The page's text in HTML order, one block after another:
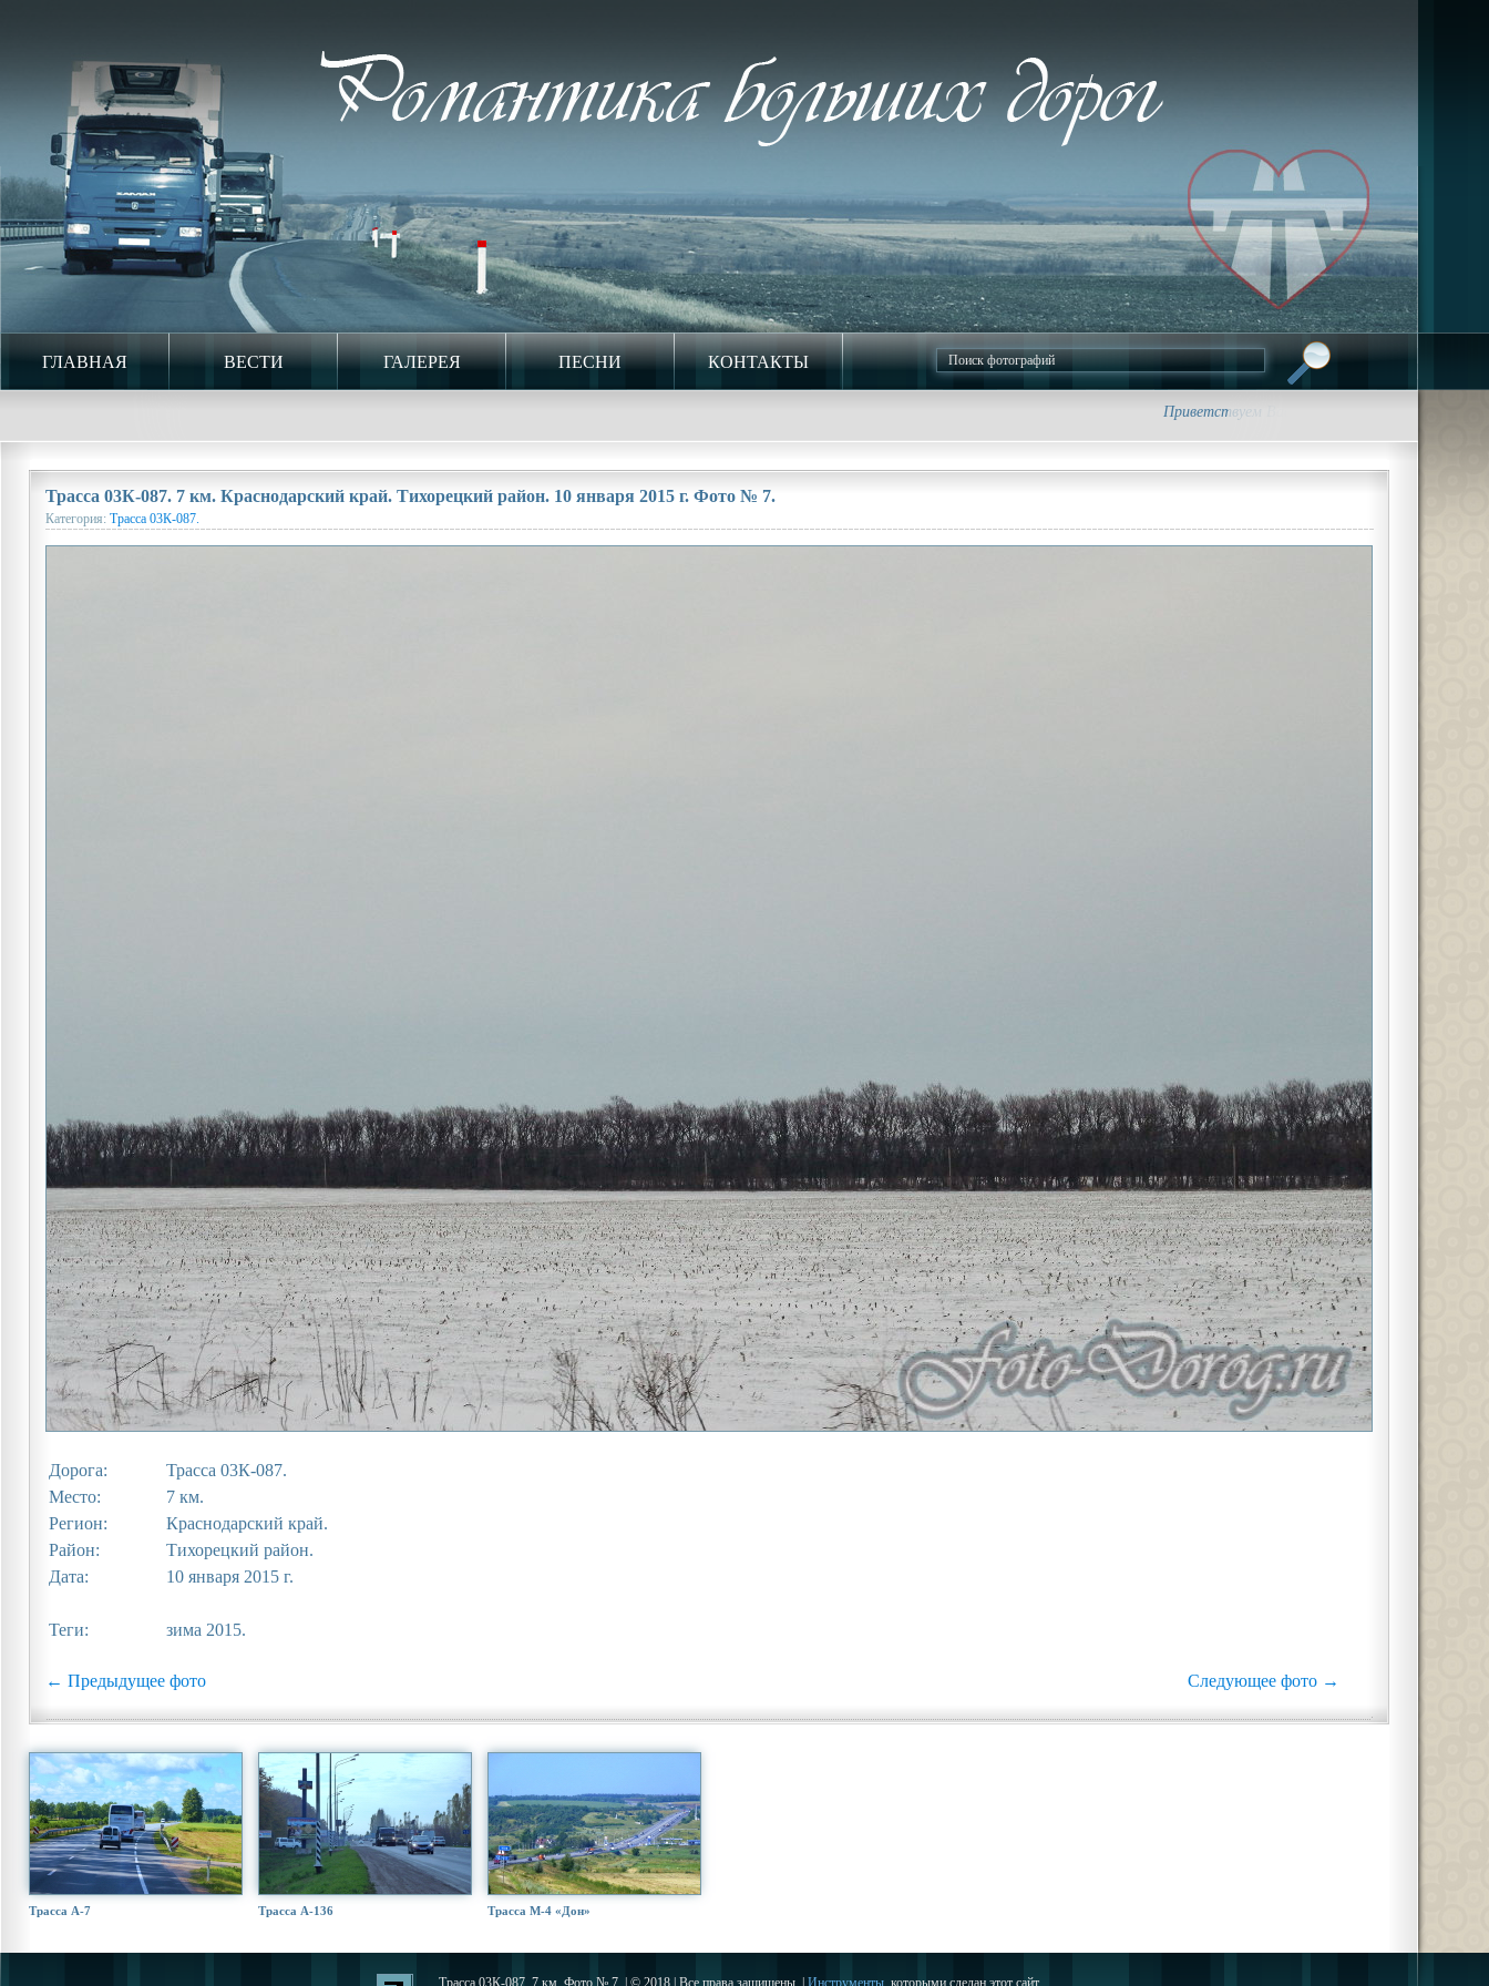
ГЛАВНАЯ ВЕСТИ ГАЛЕРЕЯ ПЕСНИ КОНТАКТЫ
Приветствуем Вас на сайте foto-dorog.ru. •
Трасса 03К-087. 7 км. Краснодарский край. Тихорецкий район. 10 января 2015 г. Фото № 7.
Категория: Трасса 03К-087.
Дорога:
Трасса 03К-087.
Место:
7 км.
Регион:
Краснодарский край.
Район:
Тихорецкий район.
Дата:
10 января 2015 г.
Теги: зима 2015.
← Предыдущее фото Следующее фото →
Трасса А-7 Трасса А-136 Трасса М-4 «Дон»
Трасса 03К-087. 7 км. Фото № 7. | © 2018 | Все права защищены. | Инструменты , которыми сделан этот сайт.